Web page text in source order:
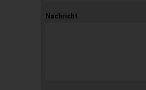
Nachricht